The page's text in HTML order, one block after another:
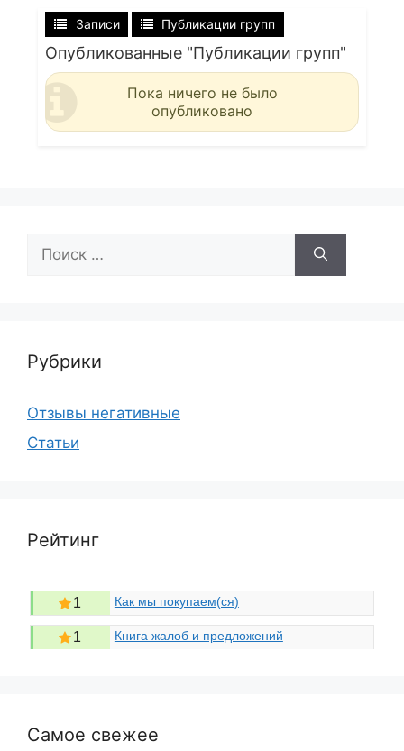
Записи Публикации групп
Опубликованные "Публикации групп"
Пока ничего не было
опубликовано
Рубрики
Отзывы негативные
Статьи
Рейтинг
1 Как мы покупаем(ся)
1 Книга жалоб и предложений
Самое свежее